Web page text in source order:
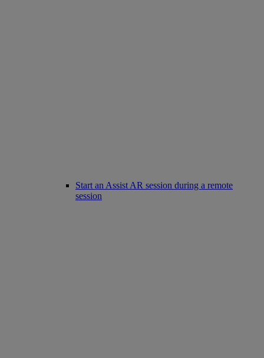
Start an Assist AR session during a remote
session